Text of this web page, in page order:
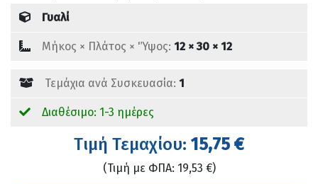
Γυαλί
Mήκος × Πλάτος × 'Ύψος: 12 × 30 × 12
Τεμάχια ανά Συσκευασία: 1
Διαθέσιμο: 1-3 ημέρες
Tιμή Τεμαχίου: 15,75 €
(Τιμή με ΦΠΑ: 19,53 €)